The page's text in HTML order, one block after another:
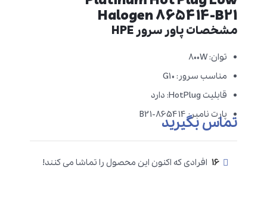
Halogen 865414-B21
مشخصات پاور سرور HPE
توان: 800W
مناسب سرور: G10
قابلیت HotPlug: دارد
پارت نامبر: 865414-B21
تماس بگیرید
16 افرادی که اکنون این محصول را تماشا می کنند!